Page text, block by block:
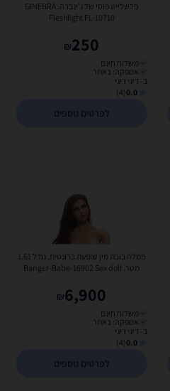
פלשלייט פוסי של ג'ינברה. GINEBRA
Fleshlight FL-10710
250
₪
משלוח חינם
אספקה: באתר
ב- דיגי דיגי
0.0
(4)
לפרטים נוספים
פמלה בובת מין שופעת ברונטית, גודל 1.61
מטר. Banger-Babe-16902 Sex doll
6,900
₪
משלוח חינם
אספקה: באתר
ב- דיגי דיגי
0.0
(4)
לפרטים נוספים